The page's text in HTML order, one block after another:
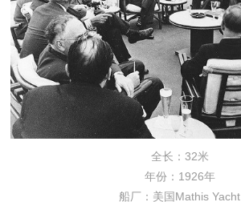
全长：32米
年份：1926年
船厂：美国Mathis Yacht